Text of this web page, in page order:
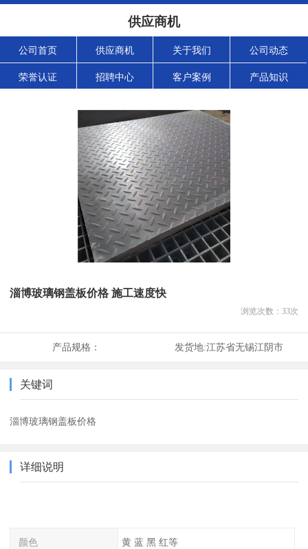
供应商机
公司首页 供应商机 关于我们 公司动态
荣誉认证 招聘中心 客户案例 产品知识
淄博玻璃钢盖板价格 施工速度快
浏览次数： 33次
产品规格： 发货地:江苏省无锡江阴市
关键词
淄博玻璃钢盖板价格
详细说明
颜色 黄 蓝 黑 红等